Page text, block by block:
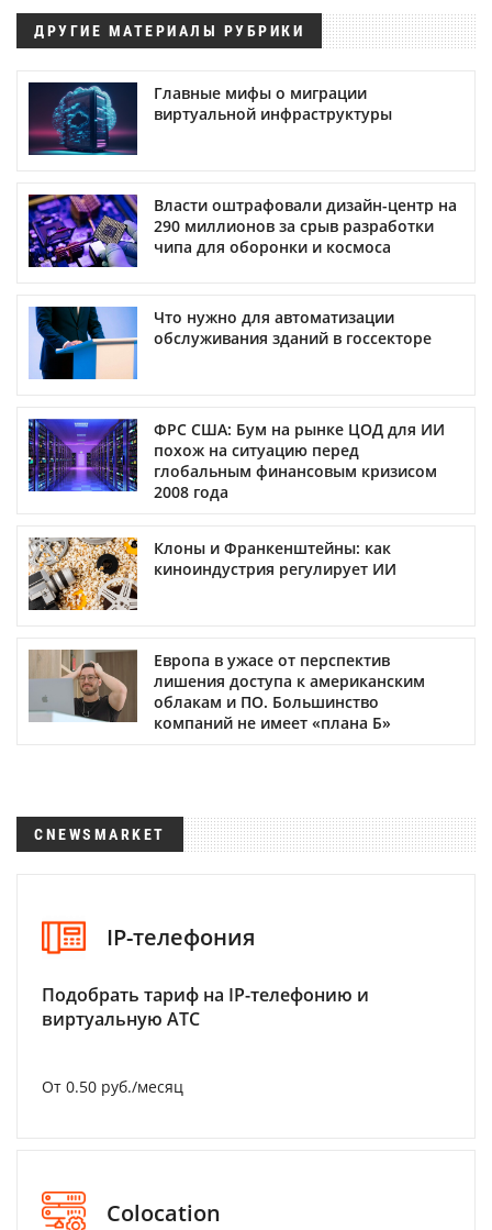
ДРУГИЕ МАТЕРИАЛЫ РУБРИКИ
Главные мифы о миграции
виртуальной инфраструктуры
Власти оштрафовали дизайн-центр на
290 миллионов за срыв разработки
чипа для оборонки и космоса
Что нужно для автоматизации
обслуживания зданий в госсекторе
ФРС США: Бум на рынке ЦОД для ИИ
похож на ситуацию перед
глобальным финансовым кризисом
2008 года
Клоны и Франкенштейны: как
киноиндустрия регулирует ИИ
Европа в ужасе от перспектив
лишения доступа к американским
облакам и ПО. Большинство
компаний не имеет «плана Б»
CNEWSMARKET
IP-телефония
Подобрать тариф на IP-телефонию и
виртуальную АТС
От 0.50 руб./месяц
Colocation